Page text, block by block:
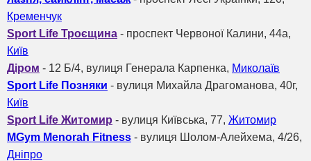
Кременчук
Sport Life Троєщина - проспект Червоної Калини, 44a,
Київ
Діром - 12 Б/4, вулиця Генерала Карпенка, Миколаїв
Sport Life Позняки - вулиця Михайла Драгоманова, 40г,
Київ
Sport Life Житомир - вулиця Київська, 77, Житомир
MGym Menorah Fitness - вулиця Шолом-Алейхема, 4/26,
Дніпро